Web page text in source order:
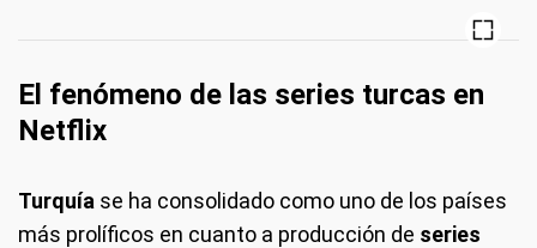
El fenómeno de las series turcas en
Netflix
Turquía se ha consolidado como uno de los países
más prolíficos en cuanto a producción de series